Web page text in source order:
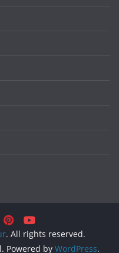
. All rights reserved.
Powered by WordPress.